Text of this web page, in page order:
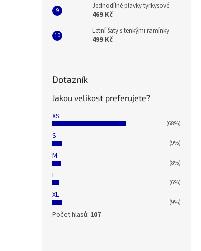
Jednodílné plavky tyrkysové
469 Kč
Letní šaty s tenkými ramínky
499 Kč
Dotazník
Jakou velikost preferujete?
XS
(68%)
S
(9%)
M
(8%)
L
(6%)
XL
(9%)
Počet hlasů: 107